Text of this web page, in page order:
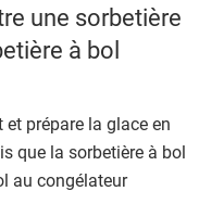
une sorbetière
à bol
prépare la glace en
que la sorbetière à bol
au congélateur